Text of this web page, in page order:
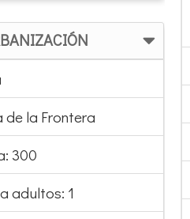
la Frontera
300
adultos: 1